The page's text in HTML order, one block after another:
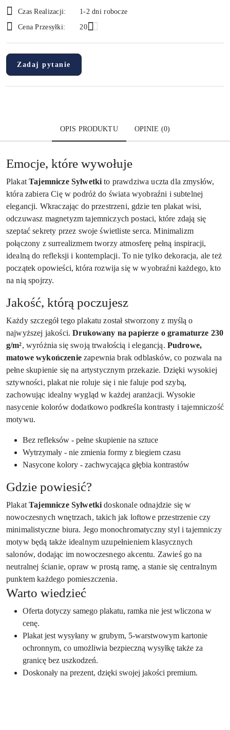
i
dostawa
Czas Realizacji:
1-2 dni robocze
Cena Przesyłki:
20
Zadaj pytanie
OPIS PRODUKTU OPINIE (0)
Emocje, które wywołuje
PlakatTajemnicze Sylwetki to prawdziwa uczta dla zmysłów,
która zabiera Cię w podróż do świata wyobraźni i subtelnej
elegancji. Wkraczając do przestrzeni, gdzie ten plakat wisi,
odczuwasz magnetyzm tajemniczych postaci, które zdają się
szeptać sekrety przez swoje świetliste serca. Minimalizm
połączony z surrealizmem tworzy atmosferę pełną inspiracji,
idealną do refleksji i kontemplacji. To nie tylko dekoracja, ale też
początek opowieści, która rozwija się w wyobraźni każdego, kto
na nią spojrzy.
Jakość, którą poczujesz
Każdy szczegół tego plakatu został stworzony z myślą o
najwyższej jakości.Drukowany na papierze o gramaturze 230
g/m², wyróżnia się swoją trwałością i elegancją. Pudrowe,
matowe wykończeniezapewnia brak odblasków, co pozwala na
pełne skupienie się na artystycznym przekazie. Dzięki wysokiej
sztywności, plakat nie roluje się i nie faluje pod szybą,
zachowując idealny wygląd w każdej aranżacji. Wysokie
nasycenie kolorów dodatkowo podkreśla kontrasty i tajemniczość
motywu.
Bez refleksów - pełne skupienie na sztuce
Wytrzymały - nie zmienia formy z biegiem czasu
Nasycone kolory - zachwycająca głębia kontrastów
Gdzie powiesić?
PlakatTajemnicze Sylwetki doskonale odnajdzie się w
nowoczesnych wnętrzach, takich jak loftowe przestrzenie czy
minimalistyczne biura. Jego monochromatyczny styl i tajemniczy
motyw będą także idealnym uzupełnieniem klasycznych
salonów, dodając im nowoczesnego akcentu. Zawieś go na
neutralnej ścianie, opraw w prostą ramę, a stanie się centralnym
punktem każdego pomieszczenia.
Warto wiedzieć
Oferta dotyczy samego plakatu, ramka nie jest wliczona w
cenę.
Plakat jest wysyłany w grubym, 5-warstwowym kartonie
ochronnym, co umożliwia bezpieczną wysyłkę także za
granicę bez uszkodzeń.
Doskonały na prezent, dzięki swojej jakości premium.